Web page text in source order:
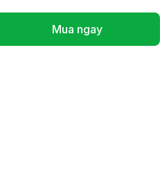
Mua ngay